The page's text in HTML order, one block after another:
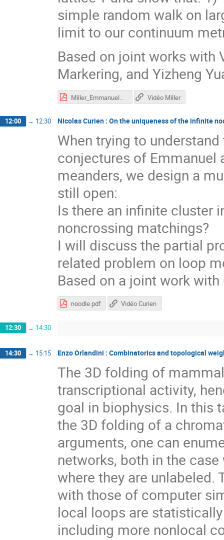
simple random walk on
limit to our continuum
Based on joint works with
Markering, and Yizheng
Miller_Emmanuel60.pdf Vidéo Miller
12:00 → 12:30 Nicolas Curien : On the uniqueness of the infinite
When trying to
conjectures of Emmanuel
meanders, we design a
still open:
Is there an infinite cluster
noncrossing matchings?
I will discuss the partial
related problem on loop
Based on a joint work with
noodle.pdf Vidéo Curien
12:30 → 14:30
14:30 → 15:15 Enzo Orlandini : Combinatorics and topological
The 3D folding of
transcriptional activity,
goal in biophysics. In this
the 3D folding of a
arguments, one can
networks, both in the
where they are
with those of computer
local loops are
including more nonlocal